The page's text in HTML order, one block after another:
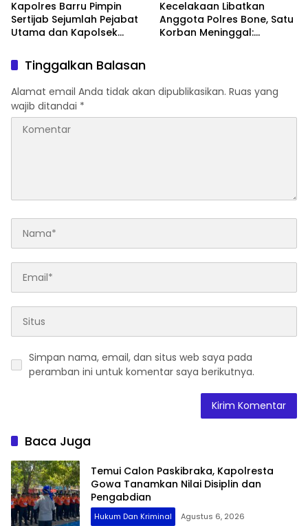
Kapolres Barru Pimpin
Sertijab Sejumlah Pejabat
Utama dan Kapolsek
Organisasi
Kecelakaan Libatkan
Anggota Polres Bone, Satu
Korban Meninggal:
Tinggalkan Balasan
Alamat email Anda tidak akan dipublikasikan. Ruas yang
wajib ditandai *
Simpan nama, email, dan situs web saya pada
peramban ini untuk komentar saya berikutnya.
Baca Juga
Temui Calon Paskibraka, Kapolresta
Gowa Tanamkan Nilai Disiplin dan
Pengabdian
Hukum Dan Kriminal Agustus 6, 2026